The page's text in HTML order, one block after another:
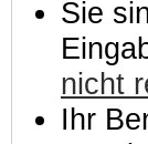
Sie
nicht
Ihr